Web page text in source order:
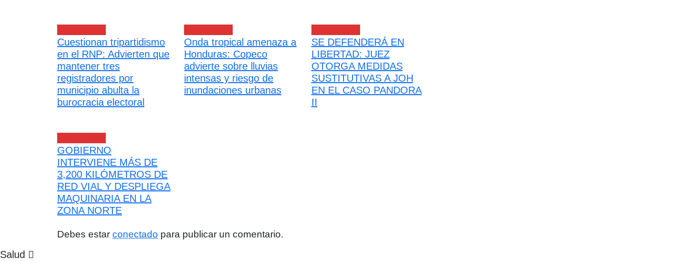
Cuestionan tripartidismo
en el RNP: Advierten que
mantener tres
registradores por
municipio abulta la
burocracia electoral
Onda tropical amenaza a
Honduras: Copeco
advierte sobre lluvias
intensas y riesgo de
inundaciones urbanas
SE DEFENDERÁ EN
LIBERTAD: JUEZ
OTORGA MEDIDAS
SUSTITUTIVAS A JOH
EN EL CASO PANDORA
II
GOBIERNO
INTERVIENE MÁS DE
3,200 KILÓMETROS DE
RED VIAL Y DESPLIEGA
MAQUINARIA EN LA
ZONA NORTE
Debes estar conectado para publicar un comentario.
Salud